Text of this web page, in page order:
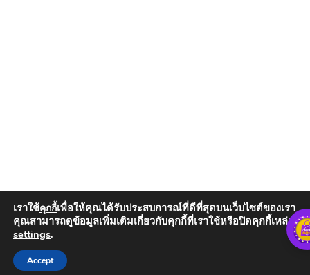
เราใช้คุกกี้เพื่อให้คุณได้รับประสบการณ์ที่ดีที่สุดบนเว็บไซต์ของเรา
คุณสามารถดูข้อมูลเพิ่มเติมเกี่ยวกับคุกกี้ที่เราใช้หรือปิดคุกกี้เหล่านั้น
settings.
Accept